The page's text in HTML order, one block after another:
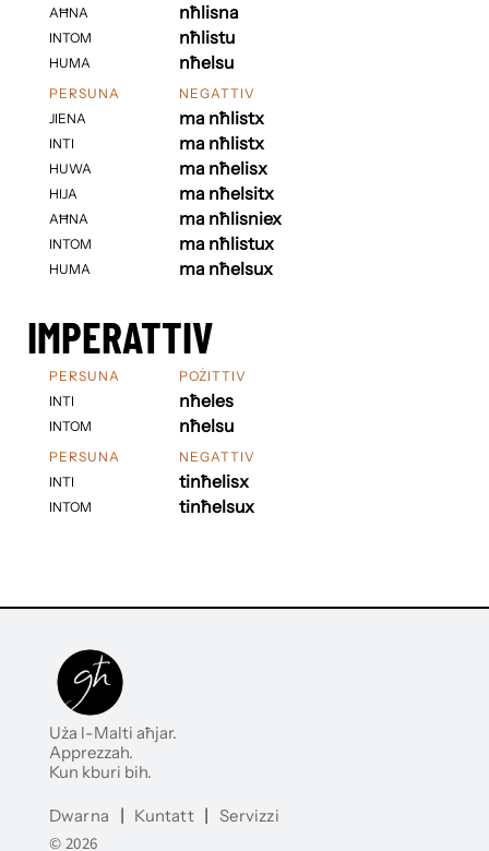
AĦNA
INTOM
HUMA
nħlisna
nħlistu
nħelsu
PERSUNA
JIENA
INTI
HUWA
HIJA
AĦNA
INTOM
HUMA
NEGATTIV
ma nħlistx
ma nħlistx
ma nħelisx
ma nħelsitx
ma nħlisniex
ma nħlistux
ma nħelsux
IMPERATTIV
PERSUNA
INTI
INTOM
POŻITTIV
nħeles
nħelsu
PERSUNA
INTI
INTOM
NEGATTIV
tinħelisx
tinħelsux
Uża l-Malti aħjar.
Apprezzah.
Kun kburi bih.
Dwarna | Kuntatt | Servizzi
© 2026